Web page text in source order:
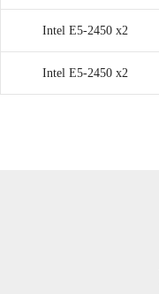
Intel E5-2450 x2
Intel E5-2450 x2